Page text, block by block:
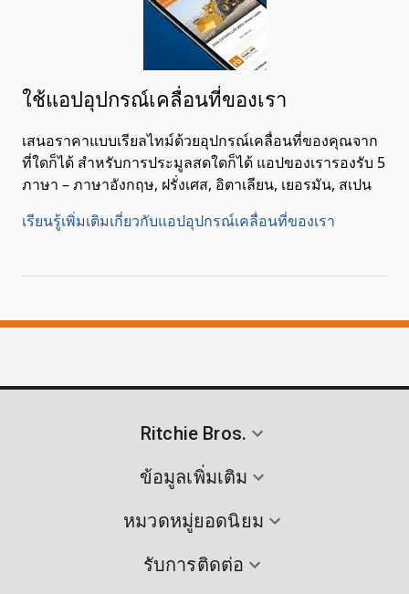
ใช้แอปอุปกรณ์เคลื่อนที่ของเรา
เสนอราคาแบบเรียลไทม์ด้วยอุปกรณ์เคลื่อนที่ของคุณจาก
ที่ใดก็ได้ สำหรับการประมูลสดใดก็ได้ แอปของเรารองรับ 5
ภาษา – ภาษาอังกฤษ, ฝรั่งเศส, อิตาเลียน, เยอรมัน, สเปน
เรียนรู้เพิ่มเติมเกี่ยวกับแอปอุปกรณ์เคลื่อนที่ของเรา
Ritchie Bros.
ข้อมูลเพิ่มเติม
หมวดหมู่ยอดนิยม
รับการติดต่อ